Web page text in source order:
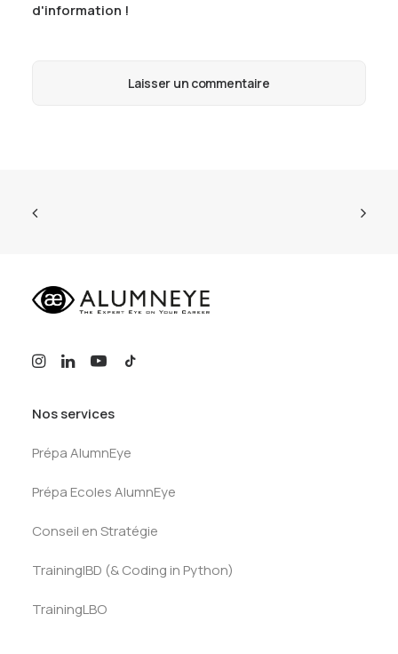
d'information !
Nos services
Prépa AlumnEye
Prépa Ecoles AlumnEye
Conseil en Stratégie
TrainingIBD (& Coding in Python)
TrainingLBO